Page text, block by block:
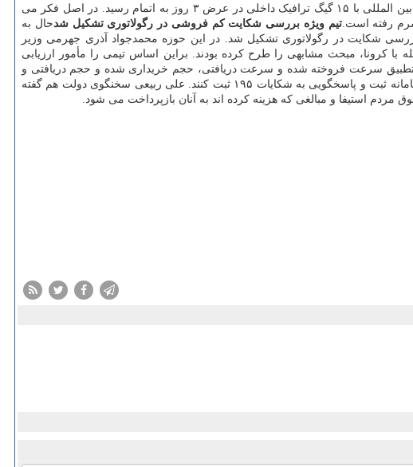
اما به صورت کلی، بسته های اینترنت هدیه، شبانه خالص و چندکاربره اولویت مصرف بالاتری دارند.- یک مشترک می گوید: بسته ۷.۵ گیگی بین المللی با ۱۵ گیگ ترافیک داخلی در عرض ۳ روز به اتمام رسید. در اصل فکر می
تیم ویژه بررسی شکایت کم فروشی در رگولاتوری تشکیل شدحال به
شکایت در رگولاتوری تشکیل شد. در این حوزه محمدجواد آذری جهرمی وزیر
کرونا، مبحث مشابهی را طرح کرده بودند. براین اساس تیمی را مأمور ارزیابی
تطبیق سرعت فروخته شده و سرعت دریافتی، حجم خریداری شده و حجم دریافتی و
همینطور رعایت نکردن تعرفه های ترجیحی برای سایت های داخلی و پیام رسانهای بومی از جانب اپراتورها، مبحث را به صورت سریع در سامانه ثبت و پاسخگویی به شکایات ۱۹۵ ثبت کنند. علی ربیعی سخنگوی دولت هم گفته
استیفا و مبالغی که هزینه کرده اند به آنان بازپرداخت می شود.